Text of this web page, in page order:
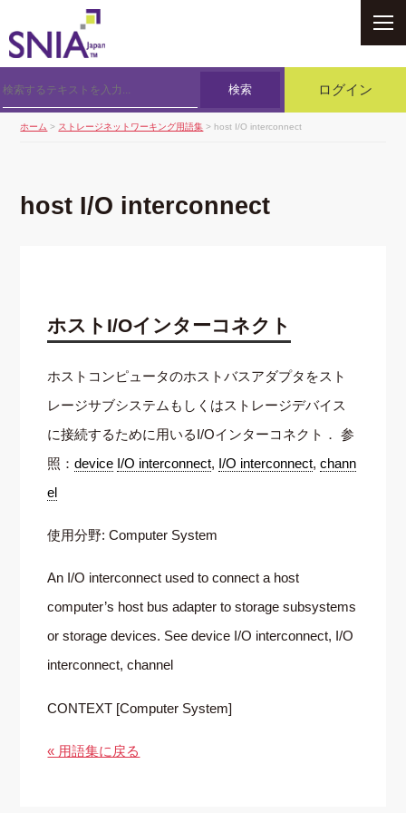
検索 ログイン
ホーム > ストレージネットワーキング用語集 > host I/O interconnect
host I/O interconnect
ホストI/Oインターコネクト
ホストコンピュータのホストバスアダプタをスト
レージサブシステムもしくはストレージデバイス
に接続するために用いるI/Oインターコネクト． 参
照：device I/O interconnect, I/O interconnect,chann
el
使用分野: Computer System
An I/O interconnect used to connect a host
computer’s host bus adapter to storage subsystems
or storage devices. See device I/O interconnect, I/O
interconnect, channel
CONTEXT [Computer System]
« 用語集に戻る